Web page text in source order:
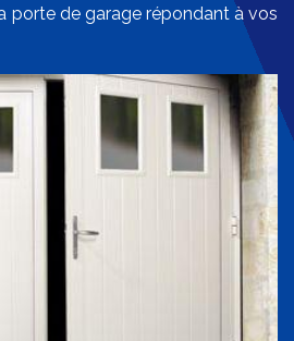
porte de garage répondant à vos